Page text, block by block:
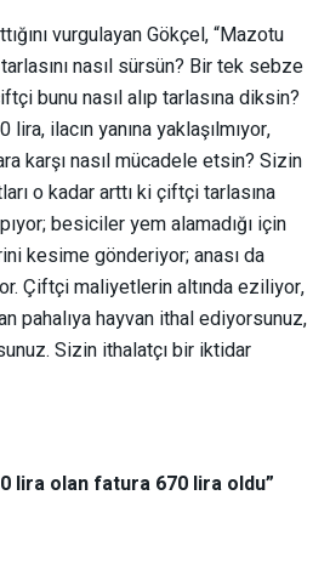
vurgulayan Gökçel, “Mazotu
nasıl sürsün? Bir tek sebze
bunu nasıl alıp tarlasına diksin?
ilacın yanına yaklaşılmıyor,
karşı nasıl mücadele etsin? Sizin
o kadar arttı ki çiftçi tarlasına
besiciler yem alamadığı için
kesime gönderiyor; anası da
Çiftçi maliyetlerin altında eziliyor,
pahalıya hayvan ithal ediyorsunuz,
Sizin ithalatçı bir iktidar
lira olan fatura 670 lira oldu”